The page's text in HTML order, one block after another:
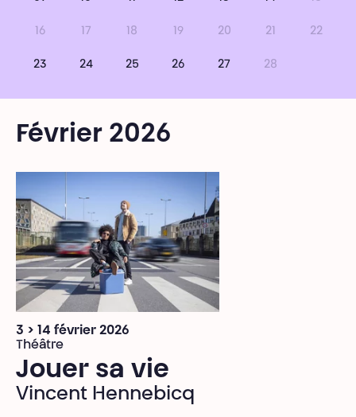
16 17 18 19 20 21 22
23 24 25 26 27 28
Février 2026
3 > 14 février 2026
Théâtre
Jouer sa vie
Vincent Hennebicq